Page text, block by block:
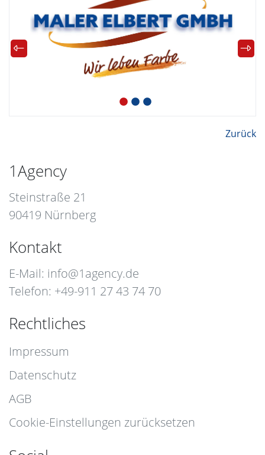
Zurück
1Agency
Steinstraße 21
90419 Nürnberg
Kontakt
E-Mail: info@1agency.de
Telefon: +49-911 27 43 74 70
Rechtliches
Impressum
Datenschutz
AGB
Cookie-Einstellungen zurücksetzen